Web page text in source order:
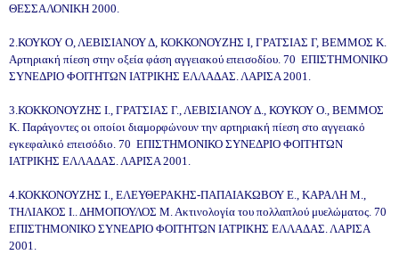
ΘΕΣΣΑΛΟΝΙΚΗ 2000.
2.ΚΟΥΚΟΥ Ο, ΛΕΒΙΣΙΑΝΟΥ Δ, ΚΟΚΚΟΝΟΥΖΗΣ Ι, ΓΡΑΤΣΙΑΣ Γ, ΒΕΜΜΟΣ Κ.
Αρτηριακή πίεση στην οξεία φάση αγγειακού επεισοδίου. 70 ΕΠΙΣΤΗΜΟΝΙΚΟ
ΣΥΝΕΔΡΙΟ ΦΟΙΤΗΤΩΝ ΙΑΤΡΙΚΗΣ ΕΛΛΑΔΑΣ. ΛΑΡΙΣΑ 2001.
3.ΚΟΚΚΟΝΟΥΖΗΣ Ι., ΓΡΑΤΣΙΑΣ Γ., ΛΕΒΙΣΙΑΝΟΥ Δ., ΚΟΥΚΟΥ Ο., ΒΕΜΜΟΣ
Κ. Παράγοντες οι οποίοι διαμορφώνουν την αρτηριακή πίεση στο αγγειακό
εγκεφαλικό επεισόδιο. 70 ΕΠΙΣΤΗΜΟΝΙΚΟ ΣΥΝΕΔΡΙΟ ΦΟΙΤΗΤΩΝ
ΙΑΤΡΙΚΗΣ ΕΛΛΑΔΑΣ. ΛΑΡΙΣΑ 2001.
4.ΚΟΚΚΟΝΟΥΖΗΣ Ι., ΕΛΕΥΘΕΡΑΚΗΣ-ΠΑΠΑΙΑΚΩΒΟΥ Ε., ΚΑΡΑΛΗ Μ.,
ΤΗΛΙΑΚΟΣ Ι.. ΔΗΜΟΠΟΥΛΟΣ Μ. Ακτινολογία του πολλαπλού μυελώματος. 70
ΕΠΙΣΤΗΜΟΝΙΚΟ ΣΥΝΕΔΡΙΟ ΦΟΙΤΗΤΩΝ ΙΑΤΡΙΚΗΣ ΕΛΛΑΔΑΣ. ΛΑΡΙΣΑ
2001.